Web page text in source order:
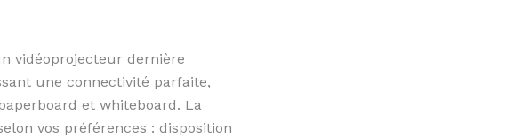
vidéoprojecteur dernière
une connectivité parfaite,
et whiteboard. La
vos préférences : disposition